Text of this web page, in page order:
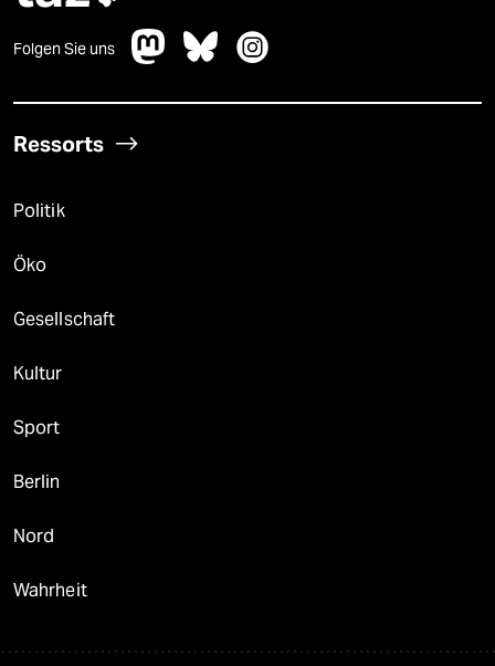
Folgen Sie uns
Ressorts
Politik
Öko
Gesellschaft
Kultur
Sport
Berlin
Nord
Wahrheit